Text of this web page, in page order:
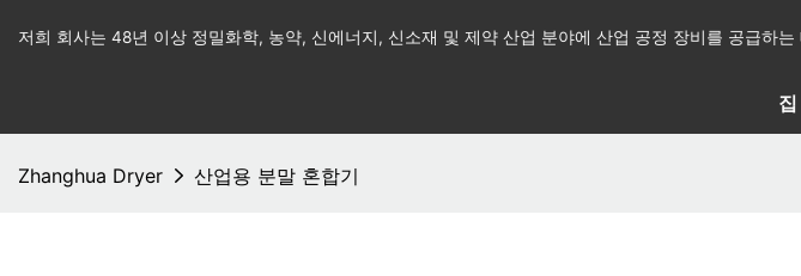
저희 회사는 48년 이상 정밀화학, 농약, 신에너지, 신소재 및 제약 산업 분야에 산업 공정 장비를 공급하는
집
Zhanghua Dryer 산업용 분말 혼합기